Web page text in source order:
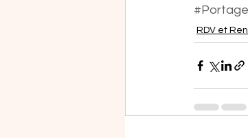
#Portage
RDV et